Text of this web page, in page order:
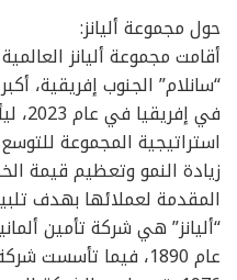
حول مجموعة أليانز:
أقامت مجموعة أليانز
“سانلام” الجنوب إفريقية،
في
استراتيجية المجموعة
زيادة النمو وتعظيم قيمة
المقدمة لعملائها بهدف
“أليانز” هي شركة تأمين
عام 1890، فيما